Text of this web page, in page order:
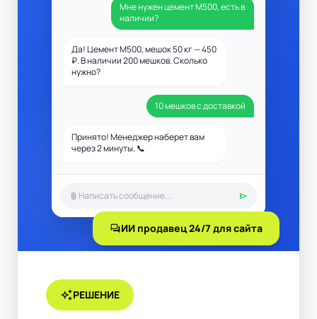
Мне нужен цемент М500, есть в
наличии?
Да! Цемент М500, мешок 50 кг — 450
₽. В наличии 200 мешков. Сколько
нужно?
10 мешков с доставкой
Принято! Менеджер наберет вам
через 2 минуты. 📞
attach_file send
forumИИ продавец 24/7 для сайта
auto_awesomeРЕШЕНИЕ